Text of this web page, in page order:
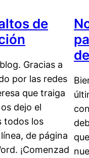
de
Gracias a
por las redes
que traiga
dejo el
todos los
de página
¡Comenzad